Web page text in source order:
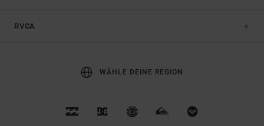
RVCA
WÄHLE DEINE REGION